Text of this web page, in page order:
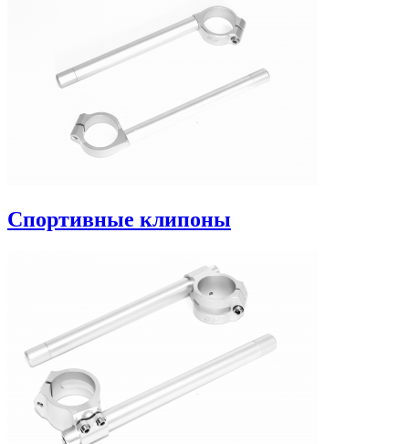
Спортивные клипоны